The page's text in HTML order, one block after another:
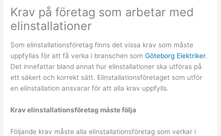
Krav på företag som arbetar med
elinstallationer
Som elinstallationsföretag finns det vissa krav som måste
uppfyllas för att få verka i branschen somGöteborg Elektriker.
Det innefattar bland annat hur elinstallationer ska utföras på
ett säkert och korrekt sätt. Elinstallationsföretaget som utför
en elinstallation ansvarar för att alla krav uppfylls.
Krav elinstallationsföretag måste följa
Följande krav måste alla elinstallationsföretag som verkar i